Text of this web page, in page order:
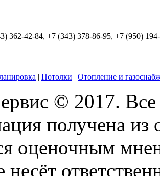
362-42-84, +7 (343) 378-86-95, +7 (950)
| Потолки | Отопление и
© 2017.
получена из
оценочным
несёт